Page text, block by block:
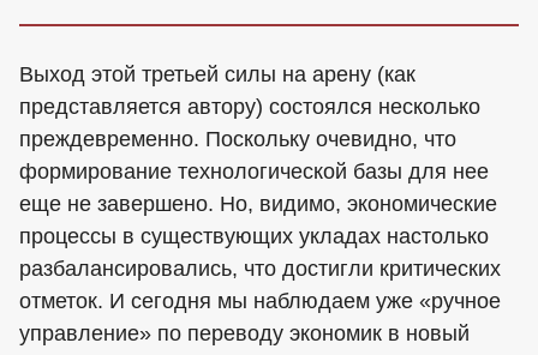
Выход этой третьей силы на арену (как
представляется автору) состоялся несколько
преждевременно. Поскольку очевидно, что
формирование технологической базы для нее
еще не завершено. Но, видимо, экономические
процессы в существующих укладах настолько
разбалансировались, что достигли критических
отметок. И сегодня мы наблюдаем уже «ручное
управление» по переводу экономик в новый